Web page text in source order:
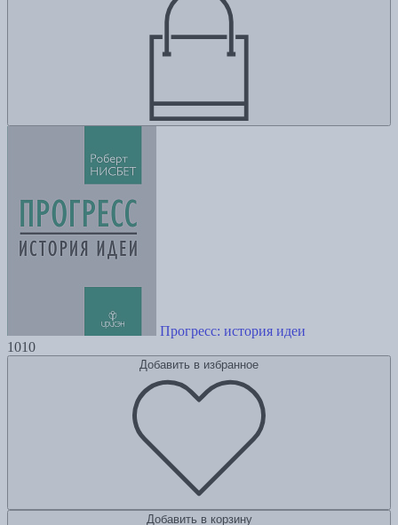
Прогресс: история идеи
1010
Добавить в избранное
Добавить в корзину